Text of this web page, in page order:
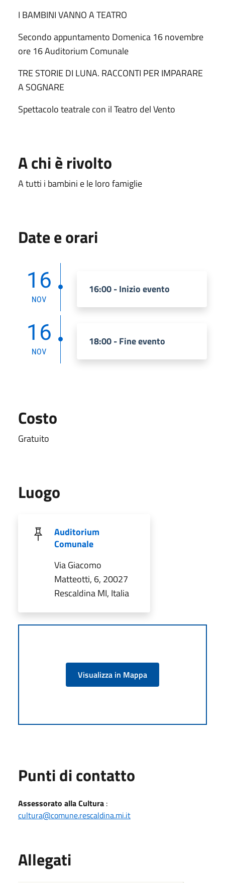
I BAMBINI VANNO A TEATRO
Secondo appuntamento Domenica 16 novembre
ore 16 Auditorium Comunale
TRE STORIE DI LUNA. RACCONTI PER IMPARARE
A SOGNARE
Spettacolo teatrale con il Teatro del Vento
A chi è rivolto
A tutti i bambini e le loro famiglie
Date e orari
16
NOV
16:00 - Inizio evento
16
NOV
18:00 - Fine evento
Costo
Gratuito
Luogo
Auditorium
Comunale
Via Giacomo
Matteotti, 6, 20027
Rescaldina MI, Italia
Visualizza in Mappa
Punti di contatto
Assessorato alla Cultura :
cultura@comune.rescaldina.mi.it
Allegati